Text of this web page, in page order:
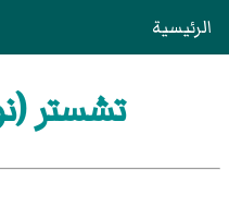
الرئيسية
تشستر